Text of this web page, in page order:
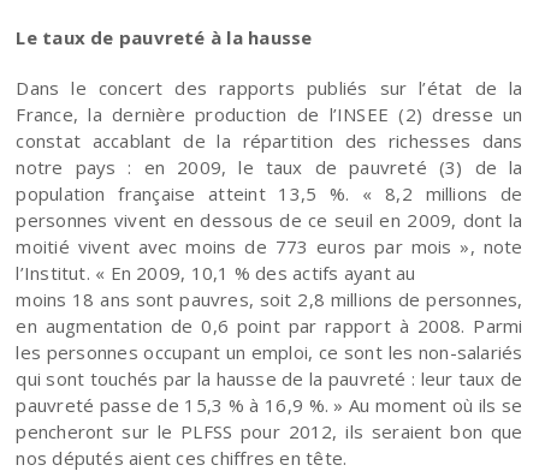
Le taux de pauvreté à la hausse
Dans le concert des rapports publiés sur l’état de la
France, la dernière production de l’INSEE (2) dresse un
constat accablant de la répartition des richesses dans
notre pays : en 2009, le taux de pauvreté (3) de la
population française atteint 13,5 %. « 8,2 millions de
personnes vivent en dessous de ce seuil en 2009, dont la
moitié vivent avec moins de 773 euros par mois », note
l’Institut. « En 2009, 10,1 % des actifs ayant au
moins 18 ans sont pauvres, soit 2,8 millions de personnes,
en augmentation de 0,6 point par rapport à 2008. Parmi
les personnes occupant un emploi, ce sont les non-salariés
qui sont touchés par la hausse de la pauvreté : leur taux de
pauvreté passe de 15,3 % à 16,9 %. » Au moment où ils se
pencheront sur le PLFSS pour 2012, ils seraient bon que
nos députés aient ces chiffres en tête.